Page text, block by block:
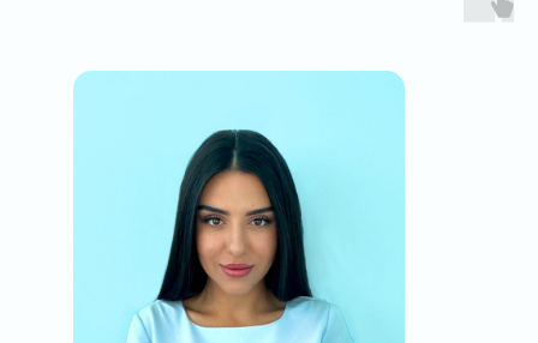
Медицинская лицензия